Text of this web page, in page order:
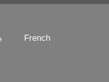
French